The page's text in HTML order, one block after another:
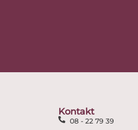
Kontakt
08 - 22 79 39